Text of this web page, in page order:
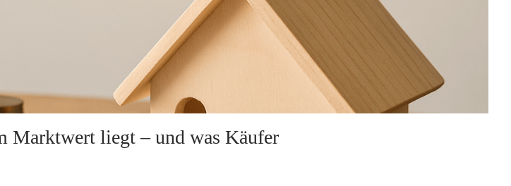
Marktwert liegt – und was Käufer